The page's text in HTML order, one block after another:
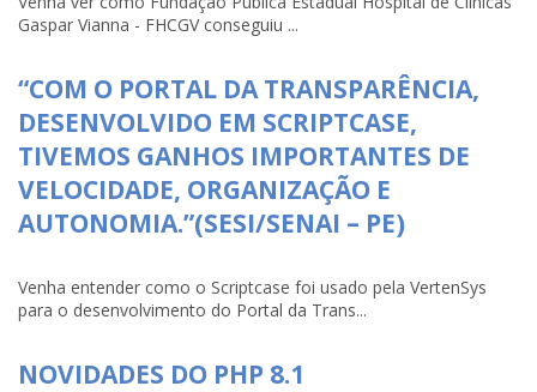
Gaspar Vianna - FHCGV conseguiu ...
“COM O PORTAL DA TRANSPARÊNCIA,
DESENVOLVIDO EM SCRIPTCASE,
TIVEMOS GANHOS IMPORTANTES DE
VELOCIDADE, ORGANIZAÇÃO E
AUTONOMIA.”(SESI/SENAI – PE)
Venha entender como o Scriptcase foi usado pela VertenSys
para o desenvolvimento do Portal da Trans...
NOVIDADES DO PHP 8.1